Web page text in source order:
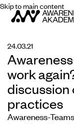
Skip to main content
24.03.21
work
discussion
practices
Awareness-